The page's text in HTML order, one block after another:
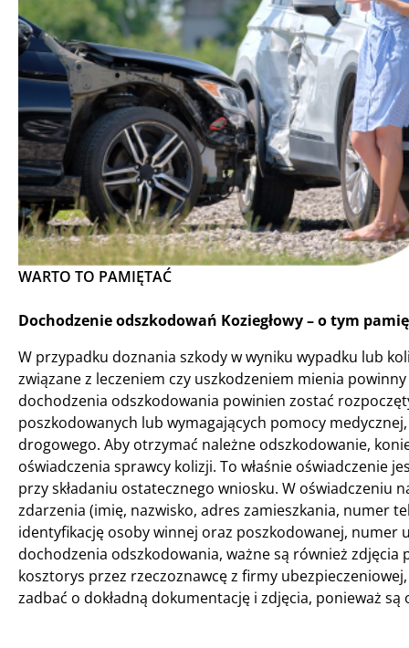
WARTO TO PAMIĘTAĆ
Dochodzenie odszkodowań Koziegłowy – o tym
W przypadku doznania szkody w wyniku wypadku lub
związane z leczeniem czy uszkodzeniem mienia
dochodzenia odszkodowania powinien zostać
poszkodowanych lub wymagających pomocy
drogowego. Aby otrzymać należne odszkodowanie,
oświadczenia sprawcy kolizji. To właśnie oświadczenie
przy składaniu ostatecznego wniosku. W oświadczeniu
zdarzenia (imię, nazwisko, adres zamieszkania, numer
identyfikację osoby winnej oraz poszkodowanej, numer
dochodzenia odszkodowania, ważne są również
kosztorys przez rzeczoznawcę z firmy
zadbać o dokładną dokumentację i zdjęcia, ponieważ